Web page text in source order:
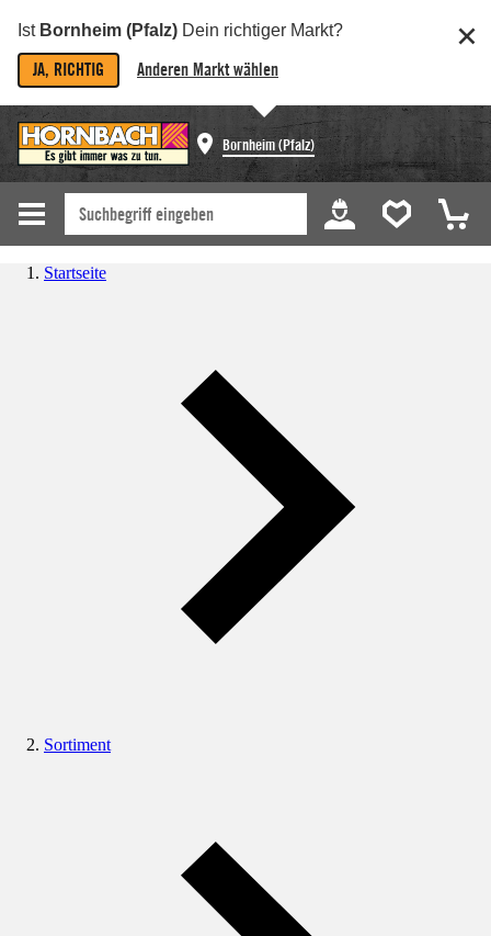
Ist Bornheim (Pfalz) Dein richtiger Markt?
JA, RICHTIG Anderen Markt wählen
Bornheim (Pfalz)
Startseite
Sortiment